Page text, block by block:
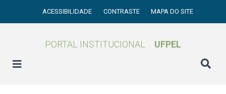
ACESSIBILIDADE CONTRASTE MAPA DO SITE
PORTAL INSTITUCIONAL UFPEL